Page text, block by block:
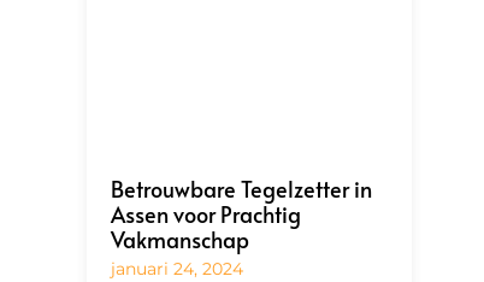
Betrouwbare Tegelzetter in
Assen voor Prachtig
Vakmanschap
januari 24, 2024